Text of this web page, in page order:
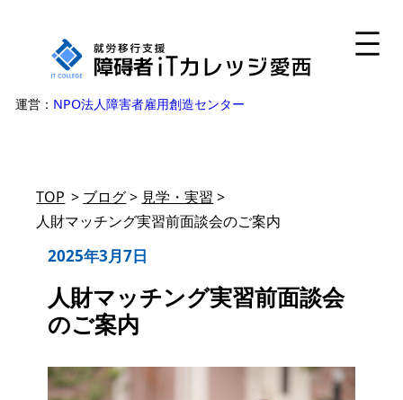
キ
運営： NPO法人障害者雇用創造センター
TOP > ブログ> 見学・実習 >
人財マッチング実習前面談会のご案内
2025年3月7日
人財マッチング実習前面談会
のご案内